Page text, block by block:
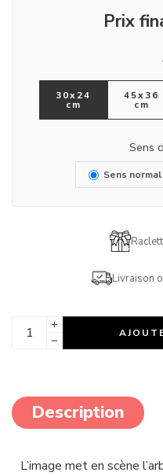
Prix
30x24
cm
45x36
cm
Sens
Sens normal
Livraison
Description
L’image met en scène